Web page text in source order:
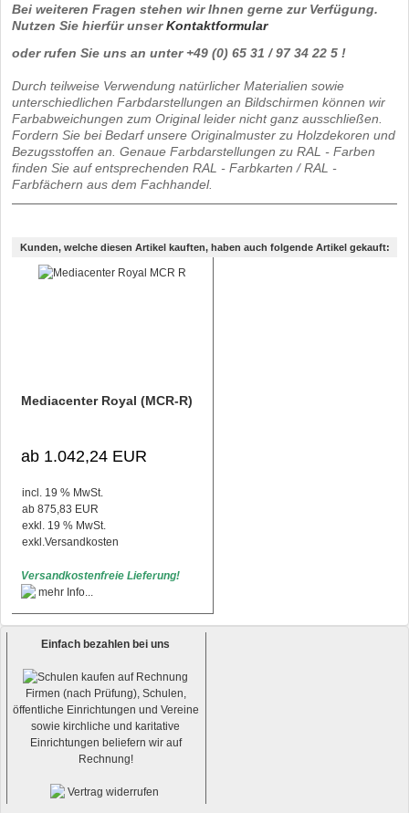
Bei weiteren Fragen stehen wir Ihnen gerne zur Verfügung.
Nutzen Sie hierfür unserKontaktformular
oder rufen Sie uns an unter +49 (0) 65 31 / 97 34 22 5 !
Durch teilweise Verwendung natürlicher Materialien sowie
unterschiedlichen Farbdarstellungen an Bildschirmen können wir
Farbabweichungen zum Original leider nicht ganz ausschließen.
Fordern Sie bei Bedarf unsere Originalmuster zu Holzdekoren und
Bezugsstoffen an. Genaue Farbdarstellungen zu RAL - Farben
finden Sie auf entsprechenden RAL - Farbkarten / RAL -
Farbfächern aus dem Fachhandel.
Kunden, welche diesen Artikel kauften, haben auch folgende Artikel gekauft:
Mediacenter Royal (MCR-R)
ab 1.042,24 EUR
incl. 19 % MwSt.
ab 875,83 EUR
exkl. 19 % MwSt.
exkl.Versandkosten
Versandkostenfreie Lieferung!
Einfach bezahlen bei uns
Firmen (nach Prüfung), Schulen,
öffentliche Einrichtungen und Vereine
sowie kirchliche und karitative
Einrichtungen beliefern wir auf
Rechnung!